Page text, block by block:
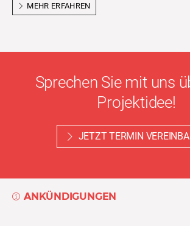
MEHR ERFAHREN
Sprechen Sie mit uns
Projektidee!
JETZT TERMIN
ANKÜNDIGUNGEN